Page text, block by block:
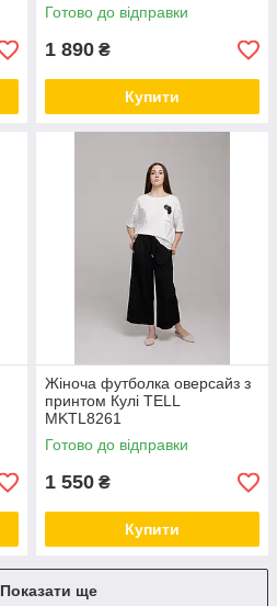
Готово до відправки
1 890 ₴
Купити
Жіноча футболка оверсайз з
принтом Кулі TELL
MKTL8261
Готово до відправки
1 550 ₴
Купити
Показати ще